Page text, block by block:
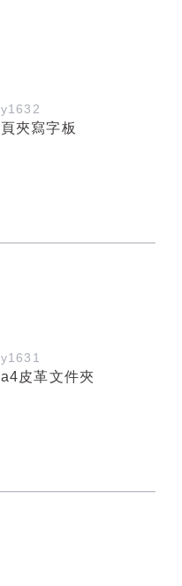
y1632
頁夾寫字板
y1631
a4皮革文件夾